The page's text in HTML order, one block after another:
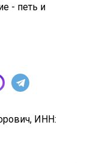
- петь и
ИНН: